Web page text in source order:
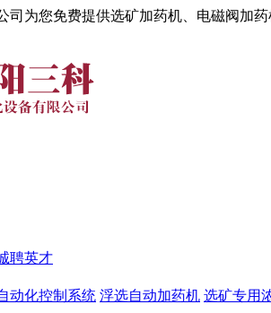
司为您免费提供选矿加药机、电磁阀加
聘英才
动化控制系统 浮选自动加药机 选矿专用